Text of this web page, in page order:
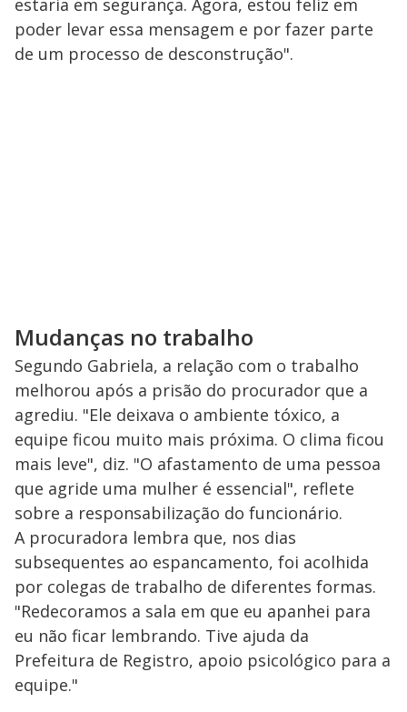
estaria em segurança. Agora, estou feliz em
poder levar essa mensagem e por fazer parte
de um processo de desconstrução".
Mudanças no trabalho
Segundo Gabriela, a relação com o trabalho
melhorou após a prisão do procurador que a
agrediu. "Ele deixava o ambiente tóxico, a
equipe ficou muito mais próxima. O clima ficou
mais leve", diz. "O afastamento de uma pessoa
que agride uma mulher é essencial", reflete
sobre a responsabilização do funcionário.
A procuradora lembra que, nos dias
subsequentes ao espancamento, foi acolhida
por colegas de trabalho de diferentes formas.
"Redecoramos a sala em que eu apanhei para
eu não ficar lembrando. Tive ajuda da
Prefeitura de Registro, apoio psicológico para a
equipe."